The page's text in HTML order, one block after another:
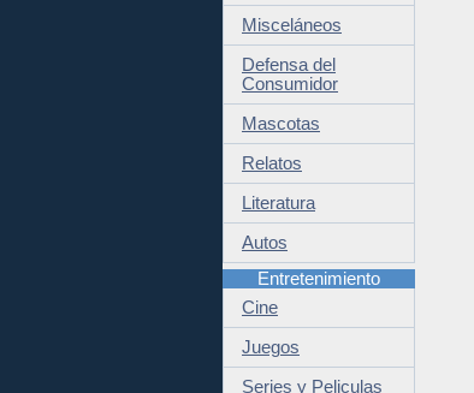
Misceláneos
Defensa del
Consumidor
Mascotas
Relatos
Literatura
Autos
Entretenimiento
Cine
Juegos
Series y Peliculas